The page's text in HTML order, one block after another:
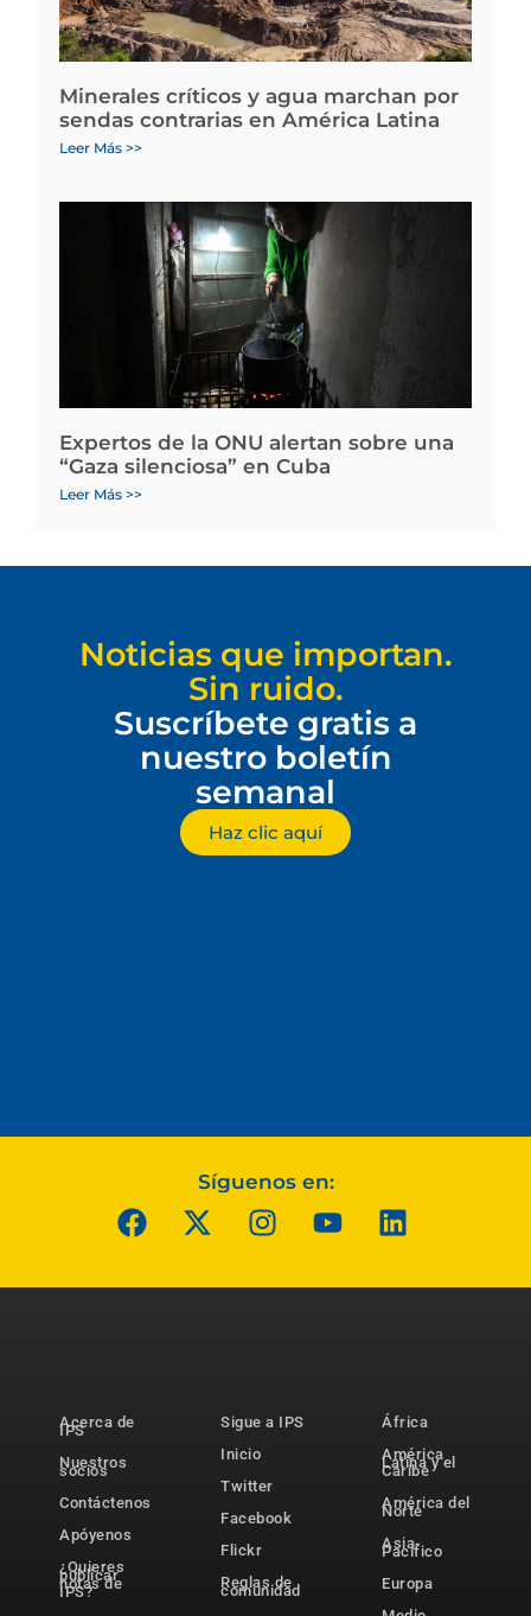
Minerales críticos y agua marchan por
sendas contrarias en América Latina
Leer Más >>
Expertos de la ONU alertan sobre una
“Gaza silenciosa” en Cuba
Leer Más >>
Noticias que importan.
Sin ruido.
Suscríbete gratis a
nuestro boletín
semanal
Haz clic aquí
Síguenos en:
Acerca de
IPS
Nuestros
socios
Contáctenos
Apóyenos
¿Quieres
publicar
notas de
IPS?
Sigue a IPS
Inicio
Twitter
Facebook
Flickr
Reglas de
comunidad
África
América
Latina y el
Caribe
América del
Norte
Asia-
Pacífico
Europa